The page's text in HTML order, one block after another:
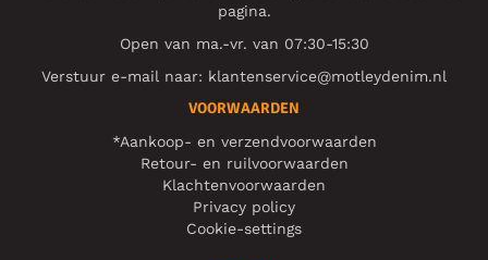
pagina.
Open van ma.-vr. van 07:30-15:30
Verstuur e-mail naar: klantenservice@motleydenim.nl
VOORWAARDEN
*Aankoop- en verzendvoorwaarden
Retour- en ruilvoorwaarden
Klachtenvoorwaarden
Privacy policy
Cookie-settings